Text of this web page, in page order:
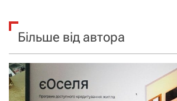
Більше від автора